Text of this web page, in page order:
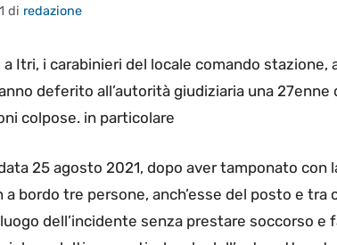
di redazione
Itri, i carabinieri del locale comando
deferito all’autorità giudiziaria una
colpose. in particolare
25 agosto 2021, dopo aver tamponato con
bordo tre persone, anch’esse del posto e tra
dell’incidente senza prestare soccorso e